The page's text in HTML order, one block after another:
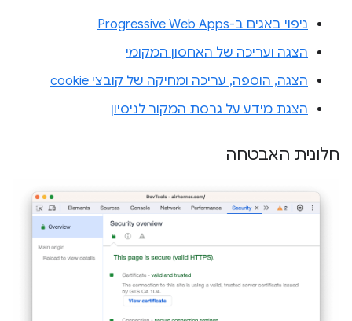
ניפוי באגים ב-Progressive Web Apps
הצגה ועריכה של האחסון המקומי
הצגה, הוספה, עריכה ומחיקה של קובצי cookie
הצגת מידע על גרסת המקור לניסיון
חלונית האבטחה